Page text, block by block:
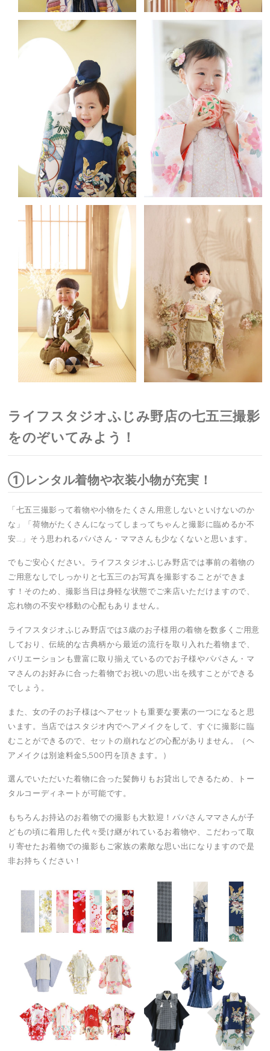
ライフスタジオふじみ野店の七五三撮影
をのぞいてみよう！
①レンタル着物や衣装小物が充実！
「七五三撮影って着物や小物をたくさん用意しないといけないのか
な」「荷物がたくさんになってしまってちゃんと撮影に臨めるか不
安…」そう思われるパパさん・ママさんも少なくないと思います。
でもご安心ください。ライフスタジオふじみ野店では事前の着物の
ご用意なしでしっかりと七五三のお写真を撮影することができま
す！そのため、撮影当日は身軽な状態でご来店いただけますので、
忘れ物の不安や移動の心配もありません。
ライフスタジオふじみ野店では3歳のお子様用の着物を数多くご用意
しており、伝統的な古典柄から最近の流行を取り入れた着物まで、
バリエーションも豊富に取り揃えているのでお子様やパパさん・マ
マさんのお好みに合った着物でお祝いの思い出を残すことができる
でしょう。
また、女の子のお子様はヘアセットも重要な要素の一つになると思
います。当店ではスタジオ内でヘアメイクをして、すぐに撮影に臨
むことができるので、セットの崩れなどの心配がありません。（ヘ
アメイクは別途料金5,500円を頂きます。）
選んでいただいた着物に合った髪飾りもお貸出しできるため、トー
タルコーディネートが可能です。
もちろんお持込のお着物での撮影も大歓迎！パパさんママさんが子
どもの頃に着用した代々受け継がれているお着物や、こだわって取
り寄せたお着物での撮影もご家族の素敵な思い出になりますので是
非お持ちください！